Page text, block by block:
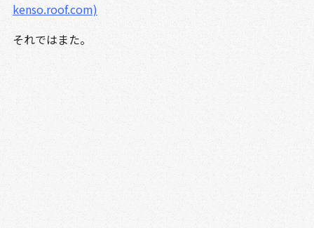
kenso.roof.com)
それではまた。